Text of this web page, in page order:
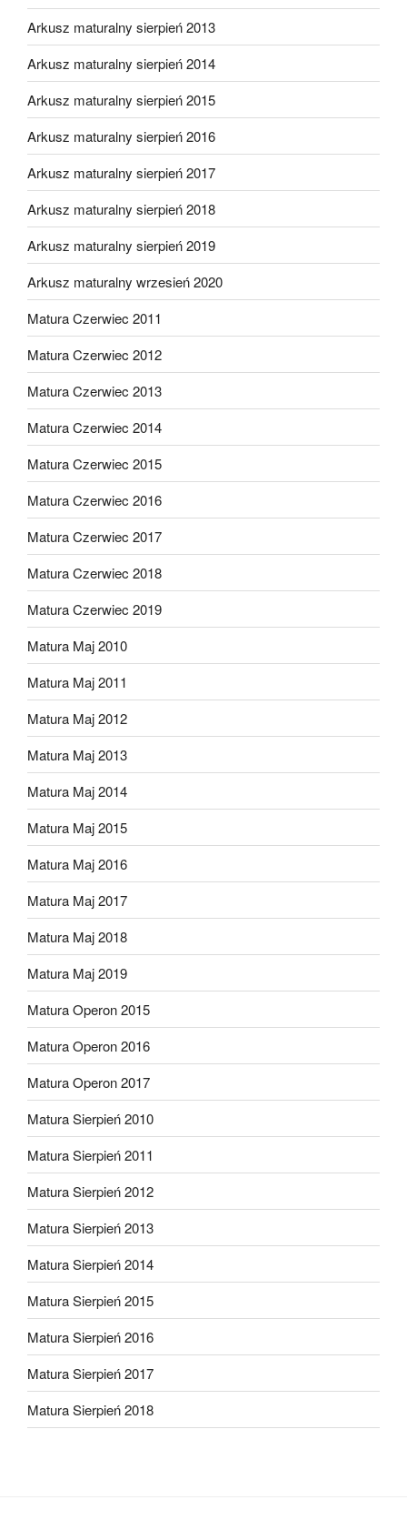
Arkusz maturalny sierpień 2013
Arkusz maturalny sierpień 2014
Arkusz maturalny sierpień 2015
Arkusz maturalny sierpień 2016
Arkusz maturalny sierpień 2017
Arkusz maturalny sierpień 2018
Arkusz maturalny sierpień 2019
Arkusz maturalny wrzesień 2020
Matura Czerwiec 2011
Matura Czerwiec 2012
Matura Czerwiec 2013
Matura Czerwiec 2014
Matura Czerwiec 2015
Matura Czerwiec 2016
Matura Czerwiec 2017
Matura Czerwiec 2018
Matura Czerwiec 2019
Matura Maj 2010
Matura Maj 2011
Matura Maj 2012
Matura Maj 2013
Matura Maj 2014
Matura Maj 2015
Matura Maj 2016
Matura Maj 2017
Matura Maj 2018
Matura Maj 2019
Matura Operon 2015
Matura Operon 2016
Matura Operon 2017
Matura Sierpień 2010
Matura Sierpień 2011
Matura Sierpień 2012
Matura Sierpień 2013
Matura Sierpień 2014
Matura Sierpień 2015
Matura Sierpień 2016
Matura Sierpień 2017
Matura Sierpień 2018